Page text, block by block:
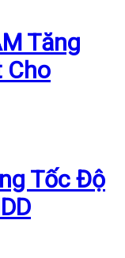
Tăng
Cho
Tốc Độ